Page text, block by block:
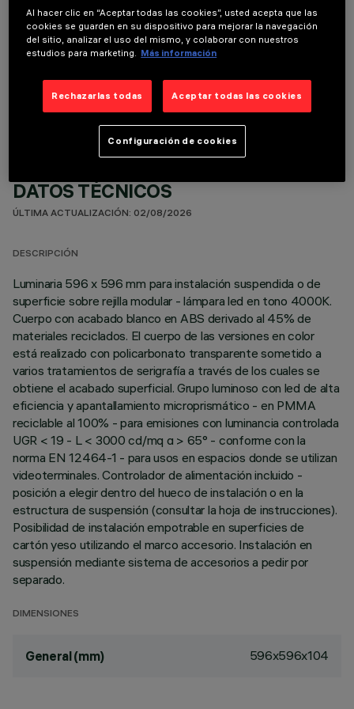
COMPONENTES OPCIONALES
DATOS TÉCNICOS
ÚLTIMA ACTUALIZACIÓN: 02/08/2026
DESCRIPCIÓN
Luminaria 596 x 596 mm para instalación suspendida o de
superficie sobre rejilla modular - lámpara led en tono 4000K.
Cuerpo con acabado blanco en ABS derivado al 45% de
materiales reciclados. El cuerpo de las versiones en color
está realizado con policarbonato transparente sometido a
varios tratamientos de serigrafía a través de los cuales se
obtiene el acabado superficial. Grupo luminoso con led de alta
eficiencia y apantallamiento microprismático - en PMMA
reciclable al 100% - para emisiones con luminancia controlada
UGR < 19 - L < 3000 cd/mq α > 65° - conforme con la
norma EN 12464-1 - para usos en espacios donde se utilizan
videoterminales. Controlador de alimentación incluido -
posición a elegir dentro del hueco de instalación o en la
estructura de suspensión (consultar la hoja de instrucciones).
Posibilidad de instalación empotrable en superficies de
cartón yeso utilizando el marco accesorio. Instalación en
suspensión mediante sistema de accesorios a pedir por
separado.
DIMENSIONES
General (mm) 596x596x104
Al hacer clic en “Aceptar todas las cookies”, usted acepta que las
cookies se guarden en su dispositivo para mejorar la navegación
del sitio, analizar el uso del mismo, y colaborar con nuestros
estudios para marketing. Más información
Rechazarlas todas Aceptar todas las cookies
Configuración de cookies